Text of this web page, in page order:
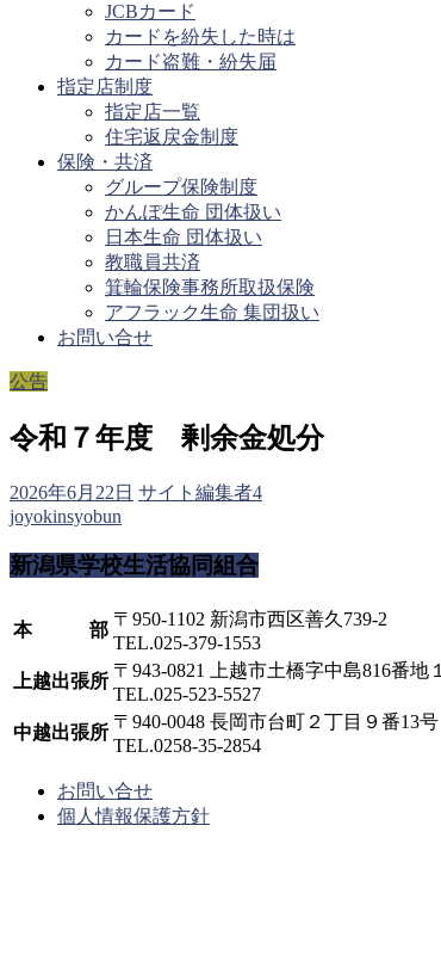
JCBカード
カードを紛失した時は
カード盗難・紛失届
指定店制度
指定店一覧
住宅返戻金制度
保険・共済
グループ保険制度
かんぽ生命 団体扱い
日本生命 団体扱い
教職員共済
箕輪保険事務所取扱保険
アフラック生命 集団扱い
お問い合せ
公告
令和７年度 剰余金処分
2026年6月22日 サイト編集者4
joyokinsyobun
新潟県学校生活協同組合
本 部
〒950-1102 新潟市西区善久739-2
TEL.025-379-1553
上越出張所
〒943-0821 上越市土橋字中島816番地１
TEL.025-523-5527
中越出張所
〒940-0048 長岡市台町２丁目９番13号
TEL.0258-35-2854
お問い合せ
個人情報保護方針